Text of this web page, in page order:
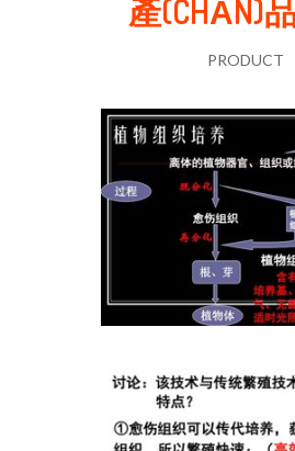
產(CHǍN)
PRODUCT